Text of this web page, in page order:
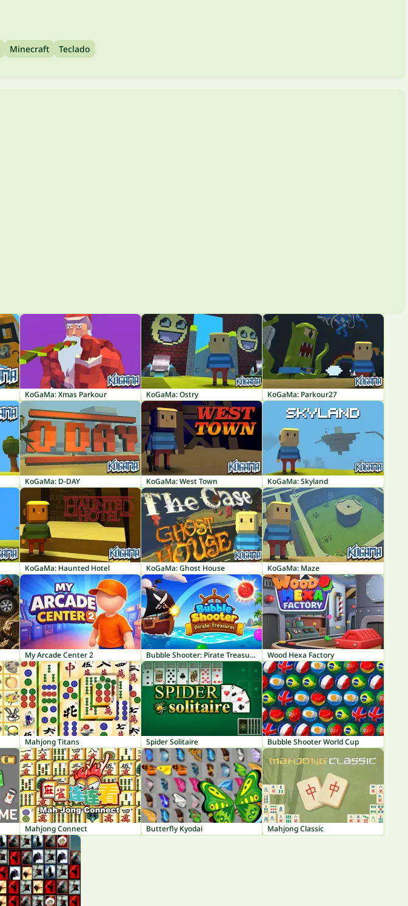
Minecraft Teclado
KoGaMa: Xmas Parkour KoGaMa: Ostry KoGaMa: Parkour27
KoGaMa: D-DAY KoGaMa: West Town KoGaMa: Skyland
KoGaMa: Haunted Hotel KoGaMa: Ghost House KoGaMa: Maze
My Arcade Center 2 Bubble Shooter: Pirate Treasures Wood Hexa Factory
Mahjong Titans Spider Solitaire Bubble Shooter World Cup
Mahjong Connect Butterfly Kyodai Mahjong Classic